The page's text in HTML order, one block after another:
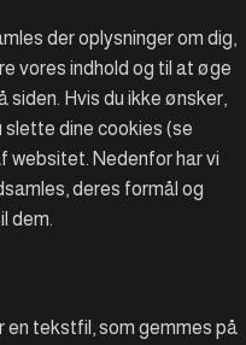
der oplysninger om dig,
vores indhold og til at øge
Hvis du ikke ønsker,
slette dine cookies (se
websitet. Nedenfor har vi
deres formål og
dem.
en tekstfil, som gemmes på